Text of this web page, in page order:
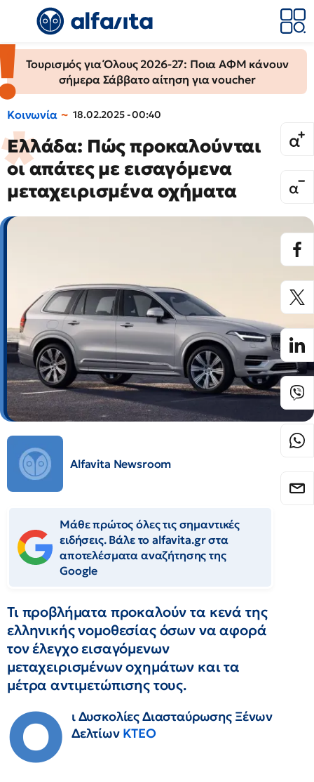
Τουρισμός για Όλους 2026-27: Ποια ΑΦΜ κάνουν
σήμερα Σάββατο αίτηση για voucher
Κοινωνία 18.02.2025 - 00:40
Ελλάδα: Πώς προκαλούνται
οι απάτες με εισαγόμενα
μεταχειρισμένα οχήματα
Alfavita Newsroom
Μάθε πρώτος όλες τις σημαντικές
ειδήσεις. Βάλε το alfavita.gr στα
αποτελέσματα αναζήτησης της
Google
Τι προβλήματα προκαλούν τα κενά της
ελληνικής νομοθεσίας όσων να αφορά
τον έλεγχο εισαγόμενων
μεταχειρισμένων οχημάτων και τα
μέτρα αντιμετώπισης τους.
Ο
ι Δυσκολίες Διασταύρωσης Ξένων
Δελτίων ΚΤΕΟ